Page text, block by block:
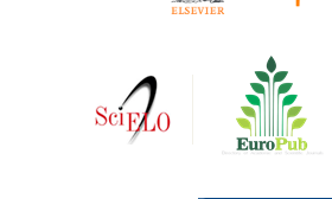
DARDO